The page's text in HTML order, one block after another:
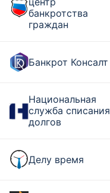
банкротства
граждан
Банкрот Консалт
Национальная
служба списания
долгов
Делу время